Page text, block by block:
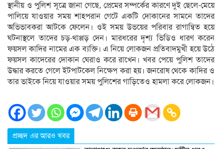
স্থানীয় ‍ও পুলিশ সূত্রে জানা গেছে, প্রেমের সম্পর্কের কারণে দুই ছেলে-মেয়ে
পালিয়ে যাওয়ার সময় শাহপরান গেটে একটি দোকানের সামনে তাদের
অভিভাবকরা আটকে ফেলেন। ওই সময় উভয়ের পরিবার রাগান্বিত হয়ে
ঘটনাস্থলে তাদের চড়-থাপ্পড় দেন। মারধরের দৃশ্য ভিডিও ধারণ করেন
ফয়সল কাদির নামের এক ব্যক্তি। এ নিয়ে লোকজন প্রতিবাদমুখী হয়ে উঠে
ফয়সল কাদেরের দোকান ঘেরাও করে রাখেন। খবর পেয়ে পুলিশ তাদের
উদ্ধার করতে গেলে ইটপাটকেল নিক্ষেপ করা হয়। জনরোষ থেকে কাদির ও
তার ভাইকে নিয়ে যাওয়ার সময় পুলিশের গাড়িতেও হামলা করে লোকজন।
প্রচ্ছদ এর আরও খবর